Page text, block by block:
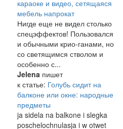
караоке и видео, сетящаяся
мебель напрокат
Нигде еще не видел столько
спецэффектов! Пользовался
и обычными крио-ганами, но
со светящимся стволом и
особенно с...
Jelena пишет
к статье: Голубь сидит на
балконе или окне: народные
предметы
ja sidela na balkone i slegka
poschelochnulasja i w otwet